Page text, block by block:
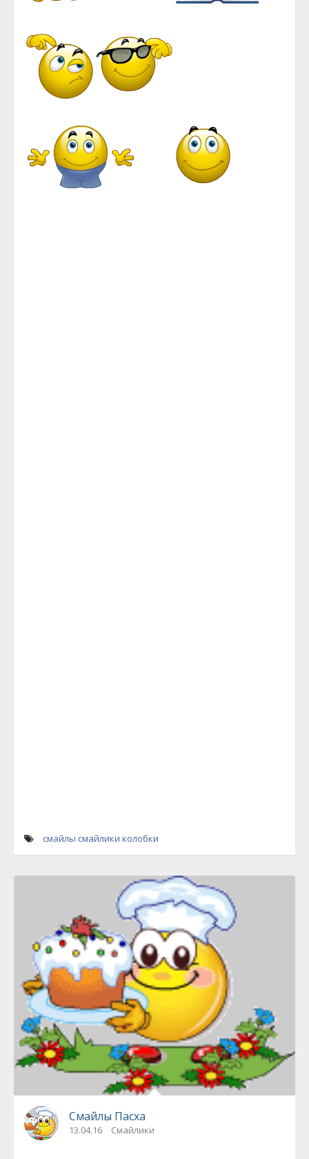
смайлы смайлики колобки
Смайлы Пасха
13.04.16 Смайлики